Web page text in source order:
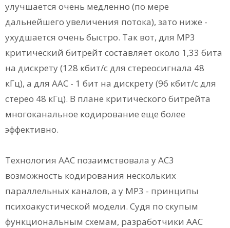
улучшается очень медленно (по мере
дальнейшего увеличения потока), зато ниже -
ухудшается очень быстро. Так вот, для МР3
критический битрейт составляет около 1,33 бита
на дискрету (128 кбит/с для стереосигнала 48
кГц), а для ААС - 1 бит на дискрету (96 кбит/с для
стерео 48 кГц). В плане критического битрейта
многоканальное кодирование еще более
эффективно.
Технология ААС позаимствовала у АС3
возможность кодирования нескольких
параллельных каналов, а у МР3 - принципы
психоакустической модели. Судя по скупым
функциональным схемам, разработчики ААС